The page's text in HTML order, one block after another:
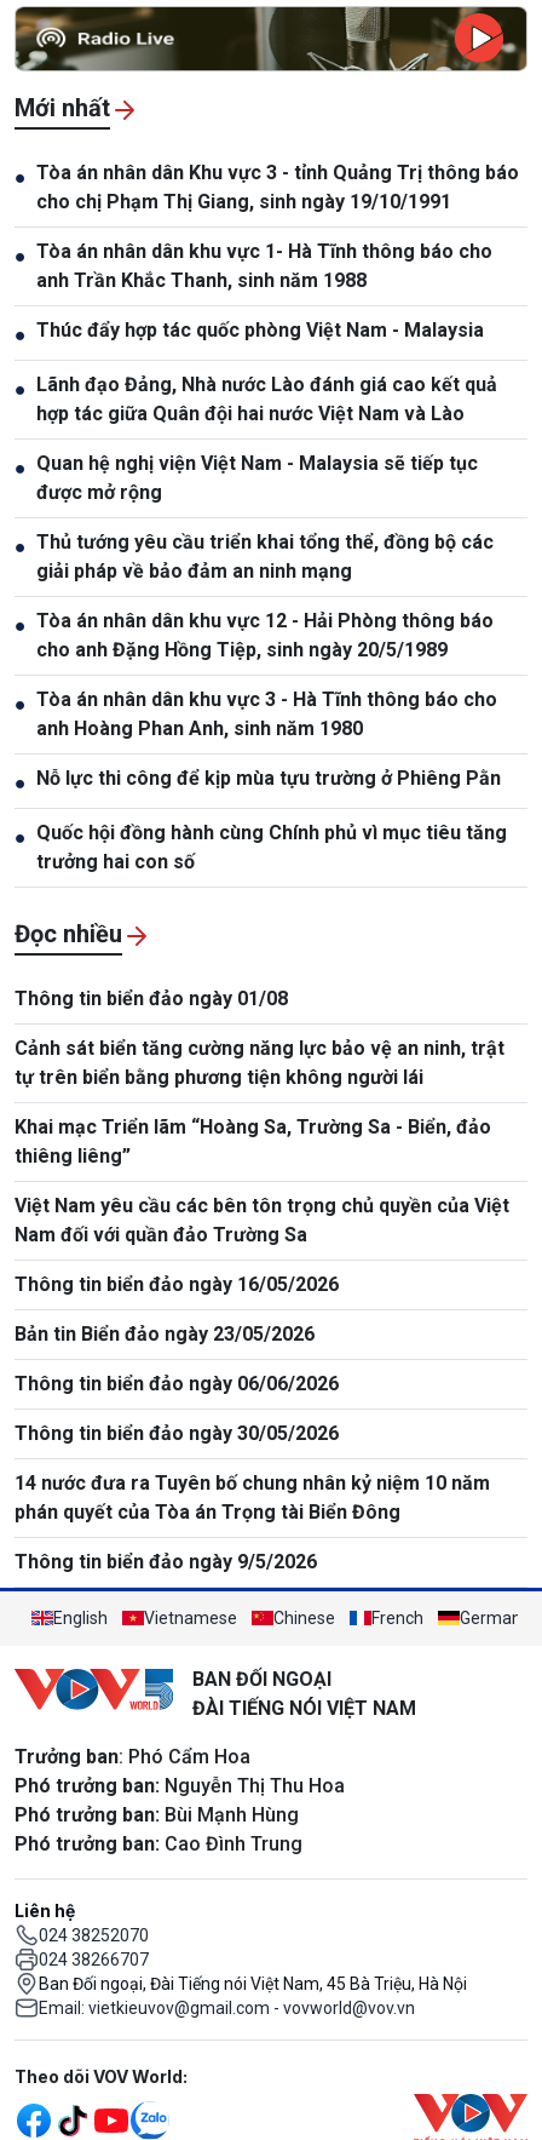
Mới nhất
● Tòa án nhân dân Khu vực 3 - tỉnh Quảng Trị thông báo
cho chị Phạm Thị Giang, sinh ngày 19/10/1991
● Tòa án nhân dân khu vực 1- Hà Tĩnh thông báo cho
anh Trần Khắc Thanh, sinh năm 1988
● Thúc đẩy hợp tác quốc phòng Việt Nam - Malaysia
● Lãnh đạo Đảng, Nhà nước Lào đánh giá cao kết quả
hợp tác giữa Quân đội hai nước Việt Nam và Lào
● Quan hệ nghị viện Việt Nam - Malaysia sẽ tiếp tục
được mở rộng
● Thủ tướng yêu cầu triển khai tổng thể, đồng bộ các
giải pháp về bảo đảm an ninh mạng
● Tòa án nhân dân khu vực 12 - Hải Phòng thông báo
cho anh Đặng Hồng Tiệp, sinh ngày 20/5/1989
● Tòa án nhân dân khu vực 3 - Hà Tĩnh thông báo cho
anh Hoàng Phan Anh, sinh năm 1980
● Nỗ lực thi công để kịp mùa tựu trường ở Phiêng Pằn
● Quốc hội đồng hành cùng Chính phủ vì mục tiêu tăng
trưởng hai con số
Đọc nhiều
Thông tin biển đảo ngày 01/08
Cảnh sát biển tăng cường năng lực bảo vệ an ninh, trật
tự trên biển bằng phương tiện không người lái
Khai mạc Triển lãm “Hoàng Sa, Trường Sa - Biển, đảo
thiêng liêng”
Việt Nam yêu cầu các bên tôn trọng chủ quyền của Việt
Nam đối với quần đảo Trường Sa
Thông tin biển đảo ngày 16/05/2026
Bản tin Biển đảo ngày 23/05/2026
Thông tin biển đảo ngày 06/06/2026
Thông tin biển đảo ngày 30/05/2026
14 nước đưa ra Tuyên bố chung nhân kỷ niệm 10 năm
phán quyết của Tòa án Trọng tài Biển Đông
Thông tin biển đảo ngày 9/5/2026
English Vietnamese Chinese French German
BAN ĐỐI NGOẠI
ĐÀI TIẾNG NÓI VIỆT NAM
Trưởng ban: Phó Cẩm Hoa
Phó trưởng ban: Nguyễn Thị Thu Hoa
Phó trưởng ban: Bùi Mạnh Hùng
Phó trưởng ban: Cao Đình Trung
Liên hệ
024 38252070
024 38266707
Ban Đối ngoại, Đài Tiếng nói Việt Nam, 45 Bà Triệu, Hà Nội
Email: vietkieuvov@gmail.com - vovworld@vov.vn
Mạng xã hội
Theo dõi VOV World: